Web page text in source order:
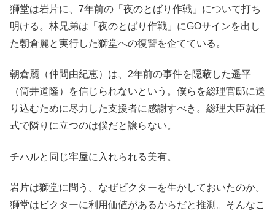
獅堂は岩片に、7年前の「夜のとばり作戦」について打ち
明ける。林兄弟は「夜のとばり作戦」にGOサインを出し
た朝倉麗と実行した獅堂への復讐を企てている。
朝倉麗（仲間由紀恵）は、2年前の事件を隠蔽した遥平
（筒井道隆）を信じられないという。僕らを総理官邸に送
り込むために尽力した支援者に感謝すべき。総理大臣就任
式で隣りに立つのは僕だと譲らない。
チハルと同じ牢屋に入れられる美有。
岩片は獅堂に問う。なぜビクターを生かしておいたのか。
獅堂はビクターに利用価値があるからだと推測。そんなこ